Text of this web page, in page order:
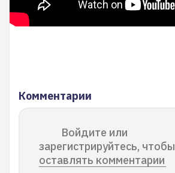
Комментарии
Войдите или
зарегистрируйтесь, чтобы
оставлять комментарии